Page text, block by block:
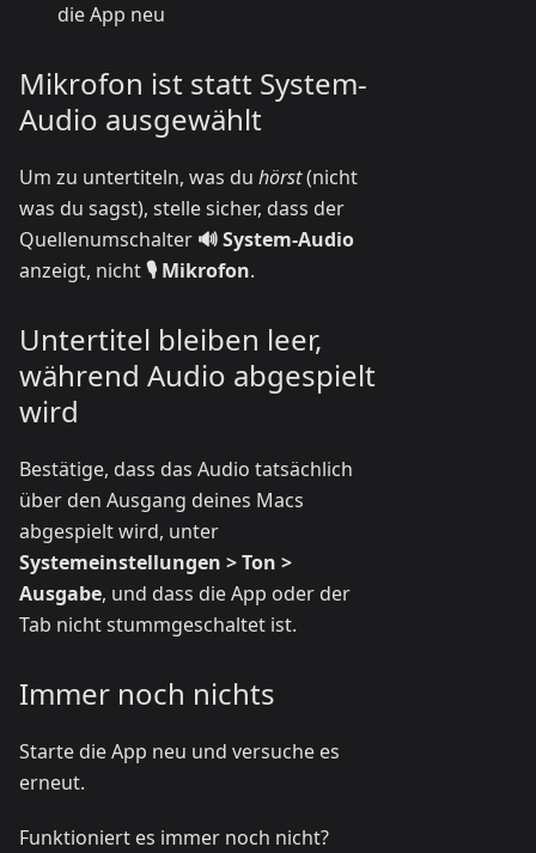
die App neu
Mikrofon ist statt System-
Audio ausgewählt
Um zu untertiteln, was du hörst(nicht
was du sagst), stelle sicher, dass der
Quellenumschalter 🔊 System-Audio
anzeigt, nicht🎙️ Mikrofon.
Untertitel bleiben leer,
während Audio abgespielt
wird
Bestätige, dass das Audio tatsächlich
über den Ausgang deines Macs
abgespielt wird, unter
Systemeinstellungen > Ton >
Ausgabe, und dass die App oder der
Tab nicht stummgeschaltet ist.
Immer noch nichts
Starte die App neu und versuche es
erneut.
Funktioniert es immer noch nicht?